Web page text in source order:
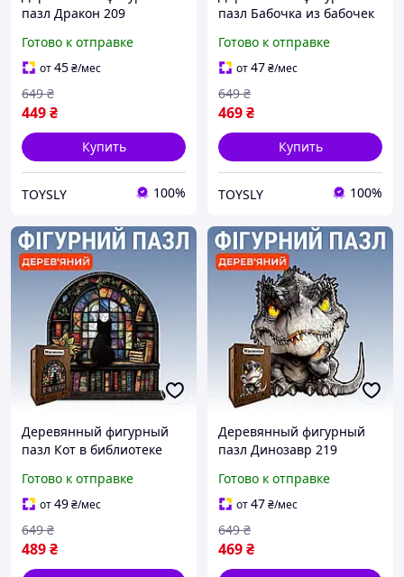
пазл Дракон 209
Головоломка для детей и
взрослых в деревянной
коробке
Готово к отправке
от45₴/мес
449₴
649 ₴
Купить
TOYSLY 100%
пазл Бабочка из бабочек
Головоломка для детей и
взрослых в деревянной
коробке
Готово к отправке
от47₴/мес
469₴
649 ₴
Купить
TOYSLY 100%
Деревянный фигурный
пазл Кот в библиотеке
Головоломка для детей и
взрослых в деревянной
коробке
Готово к отправке
от49₴/мес
489₴
649 ₴
Деревянный фигурный
пазл Динозавр 219
Головоломка для детей и
взрослых в деревянной
коробке
Готово к отправке
от47₴/мес
469₴
649 ₴